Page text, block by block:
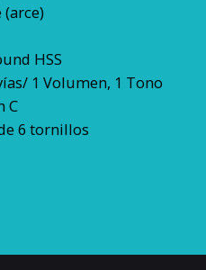
HSS
1 Volumen, 1 Tono
C
6 tornillos